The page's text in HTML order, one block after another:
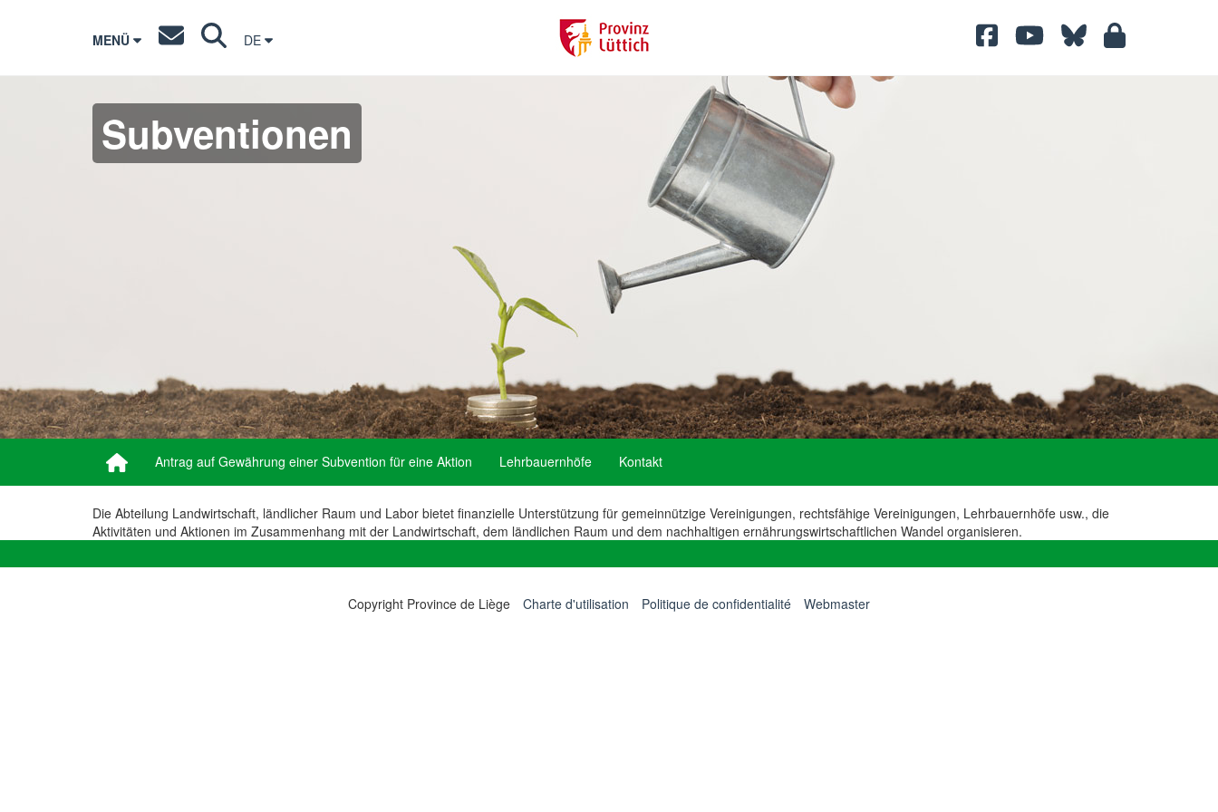
MENÜ DE
Subventionen
Antrag auf Gewährung einer Subvention für eine Aktion Lehrbauernhöfe Kontakt
Die Abteilung Landwirtschaft, ländlicher Raum und Labor bietet finanzielle Unterstützung für gemeinnützige Vereinigungen, rechtsfähige Vereinigungen, Lehrbauernhöfe usw., die
Aktivitäten und Aktionen im Zusammenhang mit der Landwirtschaft, dem ländlichen Raum und dem nachhaltigen ernährungswirtschaftlichen Wandel organisieren.
Copyright Province de Liège Charte d'utilisation Politique de confidentialité Webmaster